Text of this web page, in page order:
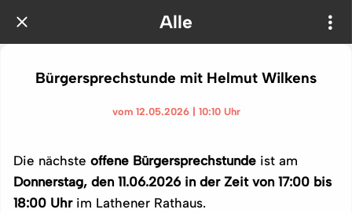
Alle
Bürgersprechstunde mit Helmut Wilkens
vom 12.05.2026 | 10:10 Uhr
Die nächste offene Bürgersprechstunde ist am
Donnerstag, den 11.06.2026 in der Zeit von 17:00 bis
18:00 Uhrim Lathener Rathaus.